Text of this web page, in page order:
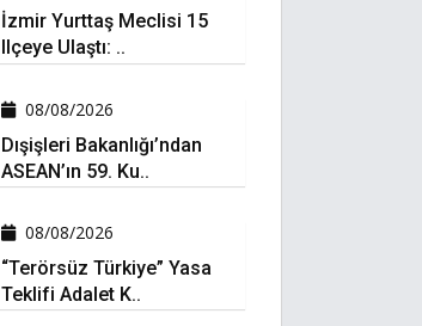
İzmir Yurttaş Meclisi 15
Ilçeye Ulaştı: ..
08/08/2026
Dışişleri Bakanlığı’ndan
ASEAN’ın 59. Ku..
08/08/2026
“Terörsüz Türkiye” Yasa
Teklifi Adalet K..